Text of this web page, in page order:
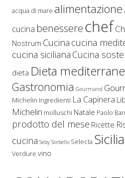
acqua di mare alimentazione
cucina benesserechef
Nostrum Cucina cucina
cucina siciliana Cucina
dieta Dieta
Gastronomia Gourmand
Michelin Ingredienti La Capinera
Michelin molluschi Natale Paolo
prodotto del mese Ricette
cucina Seby Sorbello Selecta Sicilia
Verdure vino